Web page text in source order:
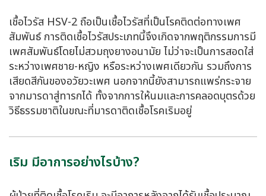
เชื้อไวรัส HSV-2 ถือเป็นเชื้อไวรัสที่เป็นโรคติดต่อทางเพศ
สัมพันธ์ การติดเชื้อไวรัสประเภทนี้จึงเกิดจากพฤติกรรมการมี
เพศสัมพันธ์โดยไม่สวมถุงยางอนามัย ไม่ว่าจะเป็นการสอดใส่
ระหว่างเพศชาย-หญิง หรือระหว่างเพศเดียวกัน รวมถึงการ
เสียดสีกันของอวัยวะเพศ นอกจากนี้ยังสามารถแพร่กระจาย
จากมารดาสู่ทารกได้ ทั้งจากการให้นมและการคลอดบุตรด้วย
วิธีธรรมชาติในขณะที่มารดาติดเชื้อโรคเริมอยู่
เริม มีอาการอย่างไรบ้าง?